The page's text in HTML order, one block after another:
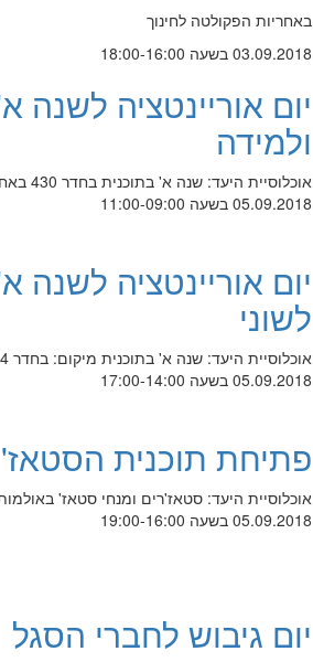
באחריות הפקולטה לחינוך
03.09.2018 בשעה 18:00-16:00
יום אוריינטציה
ולמידה
אוכלוסיית היעד: שנה א' בתוכנית בחדר 430 באחריות הפקולטה לחינוך
05.09.2018 בשעה 11:00-09:00
יום אוריינטציה לשנה
לשוני
אוכלוסיית היעד: שנה א' בתוכנית מיקום: בחדר 424 באחריות: הפקולטה הרב-תחומית
05.09.2018 בשעה 17:00-14:00
פתיחת תוכנית הסטאז'
אוכלוסיית היעד: סטאז'רים ומנחי סטאז'
05.09.2018 בשעה 19:00-16:00
יום גיבוש לחברי הסגל